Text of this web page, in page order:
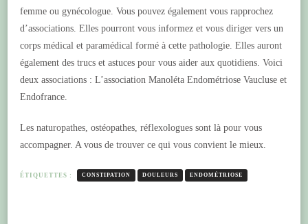
femme ou gynécologue. Vous pouvez également vous rapprochez
d’associations. Elles pourront vous informez et vous diriger vers un
corps médical et paramédical formé à cette pathologie. Elles auront
également des trucs et astuces pour vous aider aux quotidiens. Voici
deux associations : L’association Manoléta Endométriose Vaucluse et
Endofrance.
Les naturopathes, ostéopathes, réflexologues sont là pour vous
accompagner. A vous de trouver ce qui vous convient le mieux.
ÉTIQUETTES : CONSTIPATION DOULEURS ENDOMÉTRIOSE